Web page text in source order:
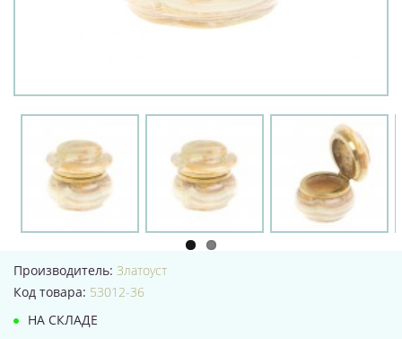
Производитель: Златоуст
Код товара: 53012-36
НА СКЛАДЕ